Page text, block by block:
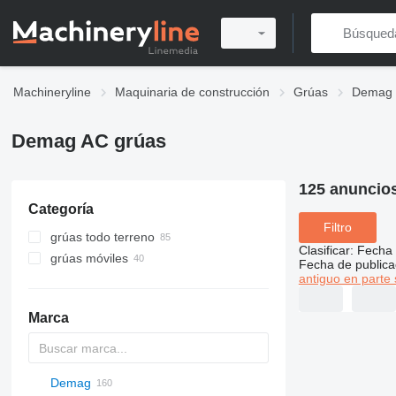
Machineryline Maquinaria de construcción Grúas Demag
Demag AC grúas
Categoría
grúas todo terreno
grúas móviles
Marca
5299
1404
BC
DS
AHK
307
CM
K-800
Husky
CBR
LF
HS
RH
Demag
125
Filtro
Clasificar: Fecha
Fecha de
antiguo en parte